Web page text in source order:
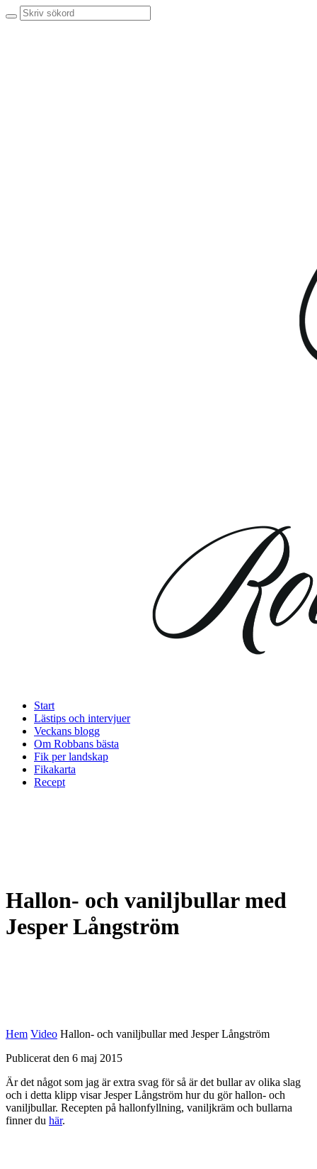
Start
Lästips och intervjuer
Veckans blogg
Om Robbans bästa
Fik per landskap
Fikakarta
Recept
Hallon- och vaniljbullar med
Jesper Långström
Hem Video Hallon- och vaniljbullar med Jesper Långström
Publicerat den 6 maj 2015
Är det något som jag är extra svag för så är det bullar av olika slag
och i detta klipp visar Jesper Långström hur du gör hallon- och
vaniljbullar. Recepten på hallonfyllning, vaniljkräm och bullarna
finner du här.